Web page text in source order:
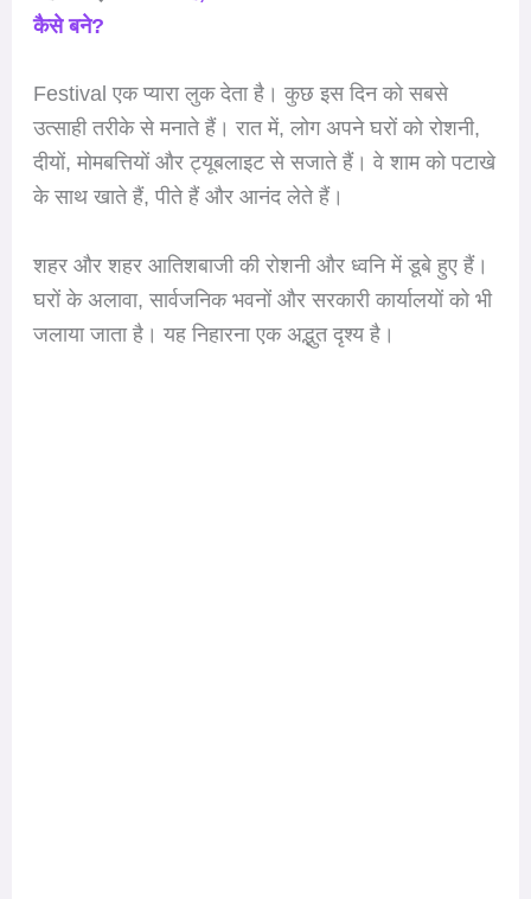
कैसे बने?
Festival एक प्यारा लुक देता है। कुछ इस दिन को सबसे
उत्साही तरीके से मनाते हैं। रात में, लोग अपने घरों को रोशनी,
दीयों, मोमबत्तियों और ट्यूबलाइट से सजाते हैं। वे शाम को पटाखे
के साथ खाते हैं, पीते हैं और आनंद लेते हैं।
शहर और शहर आतिशबाजी की रोशनी और ध्वनि में डूबे हुए हैं।
घरों के अलावा, सार्वजनिक भवनों और सरकारी कार्यालयों को भी
जलाया जाता है। यह निहारना एक अद्भुत दृश्य है।